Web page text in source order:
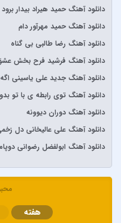
آرش AP
آرش و ساسی
آرمان گرشاسبی
آرمین زارعی
آرون افشار
آصف آریا
آیتوکان
آیسم
ابراهیم تاتلیسس
ابی دولابی
اپیکور و امین امینم
دانلود آهنگ حمید هیراد بیدار برود
دانلود آهنگ حمید مهرآور دام
دانلود آهنگ رضا طالبی بی گناه
دانلود آهنگ فرشید فرح بخش
دانلود آهنگ جدید علی یاسینی
دانلود آهنگ توی رابطه ی با تو
دانلود آهنگ دوران دیوونه
دانلود آهنگ علی عالیخانی دل زخمی
دانلود آهنگ ابولفضل رضوانی
هفته